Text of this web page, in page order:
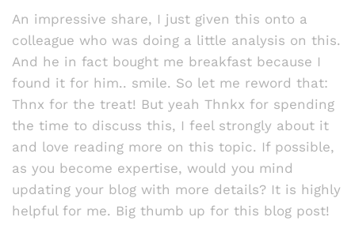
An impressive share, I just given this onto a
colleague who was doing a little analysis on this.
And he in fact bought me breakfast because I
found it for him.. smile. So let me reword that:
Thnx for the treat! But yeah Thnkx for spending
the time to discuss this, I feel strongly about it
and love reading more on this topic. If possible,
as you become expertise, would you mind
updating your blog with more details? It is highly
helpful for me. Big thumb up for this blog post!